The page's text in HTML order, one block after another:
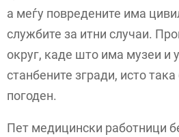
а меѓу повредените има
службите за итни случаи.
округ, каде што има музеи и
станбените згради, исто
погоден.
Пет медицински работници